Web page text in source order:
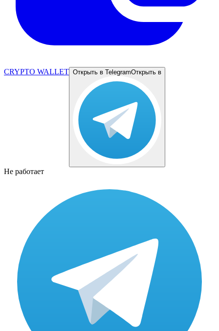
CRYPTO WALLET Открыть в TelegramОткрыть в
Не работает